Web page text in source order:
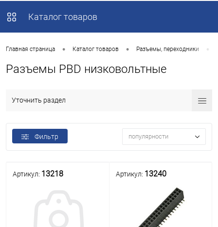
Каталог товаров
Главная страница • Каталог товаров • Разъемы, переходники •
Разъемы PBD низковольтные
Уточнить раздел
Фильтр популярности
Артикул: 13218 Артикул: 13240